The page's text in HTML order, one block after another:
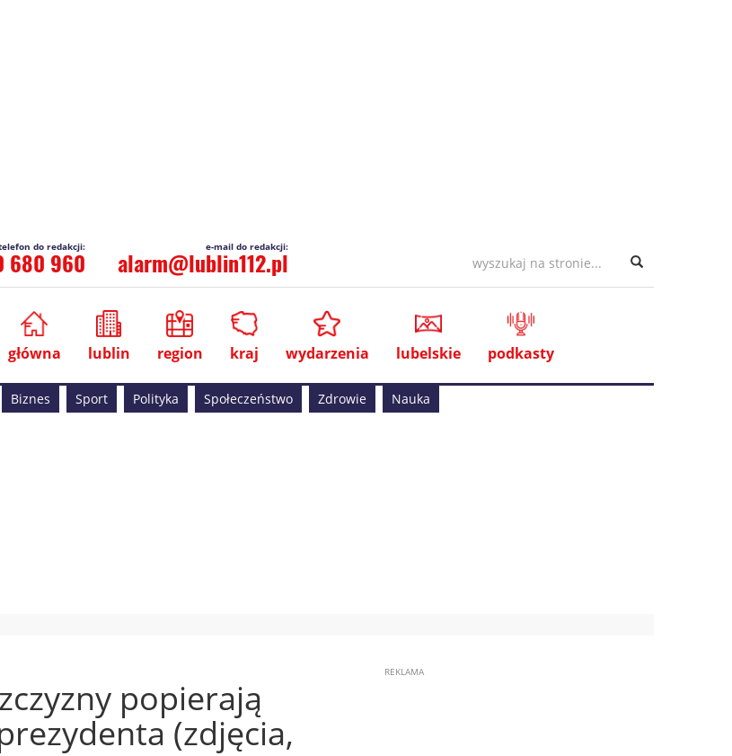
680 960 alarm@lublin112.pl
główna lublin region kraj wydarzenia lubelskie podkasty
Biznes Sport Polityka Społeczeństwo Zdrowie Nauka
popierają
(zdjęcia,